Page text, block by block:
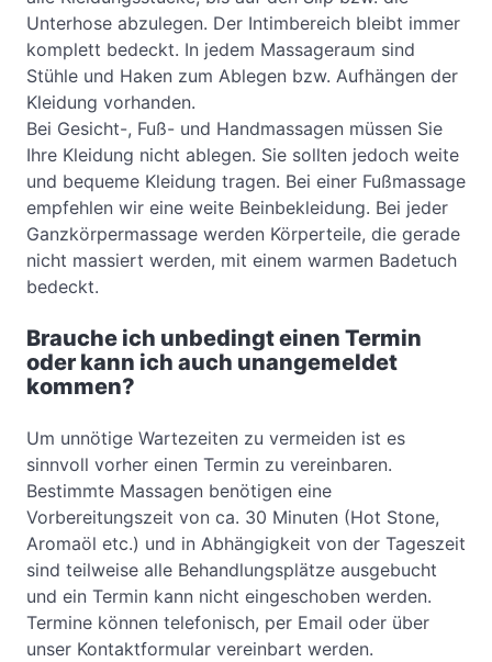
Unterhose abzulegen. Der Intimbereich bleibt immer
komplett bedeckt. In jedem Massageraum sind
Stühle und Haken zum Ablegen bzw. Aufhängen der
Kleidung vorhanden.
Bei Gesicht-, Fuß- und Handmassagen müssen Sie
Ihre Kleidung nicht ablegen. Sie sollten jedoch weite
und bequeme Kleidung tragen. Bei einer Fußmassage
empfehlen wir eine weite Beinbekleidung. Bei jeder
Ganzkörpermassage werden Körperteile, die gerade
nicht massiert werden, mit einem warmen Badetuch
bedeckt.
Brauche ich unbedingt einen Termin
oder kann ich auch unangemeldet
kommen?
Um unnötige Wartezeiten zu vermeiden ist es
sinnvoll vorher einen Termin zu vereinbaren.
Bestimmte Massagen benötigen eine
Vorbereitungszeit von ca. 30 Minuten (Hot Stone,
Aromaöl etc.) und in Abhängigkeit von der Tageszeit
sind teilweise alle Behandlungsplätze ausgebucht
und ein Termin kann nicht eingeschoben werden.
Termine können telefonisch, per Email oder über
unser Kontaktformular vereinbart werden.